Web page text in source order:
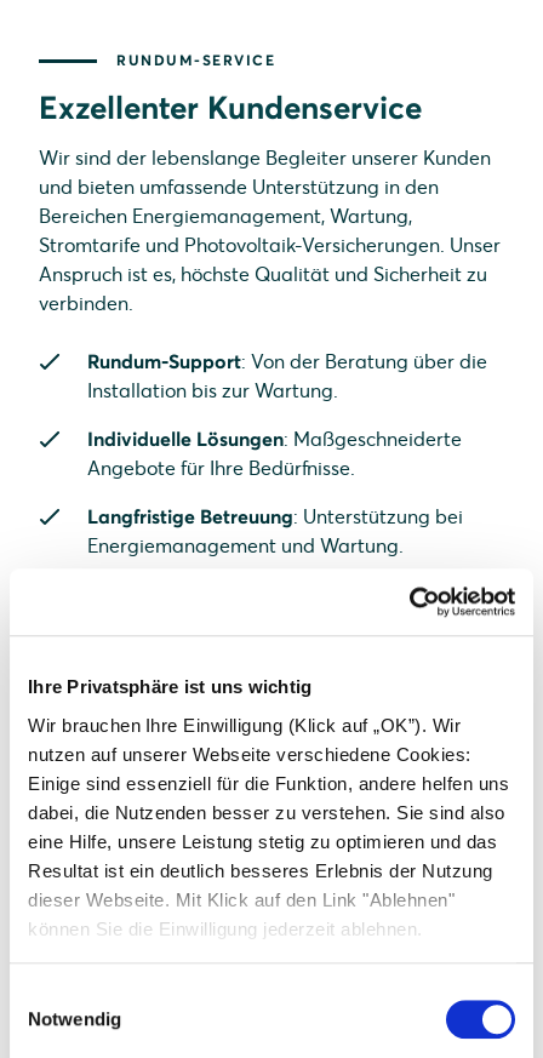
Ihre Privatsphäre ist uns wichtig
Wir brauchen Ihre Einwilligung (Klick auf „OK”). Wir
nutzen auf unserer Webseite verschiedene Cookies:
Einige sind essenziell für die Funktion, andere helfen uns
dabei, die Nutzenden besser zu verstehen. Sie sind also
eine Hilfe, unsere Leistung stetig zu optimieren und das
Resultat ist ein deutlich besseres Erlebnis der Nutzung
dieser Webseite. Mit Klick auf den Link "Ablehnen"
können Sie die Einwilligung jederzeit ablehnen.
Notwendig
RUNDUM-SERVICE
Exzellenter Kundenservice
Wir sind der lebenslange Begleiter unserer Kunden
und bieten umfassende Unterstützung in den
Bereichen Energiemanagement, Wartung,
Stromtarife und Photovoltaik-Versicherungen. Unser
Anspruch ist es, höchste Qualität und Sicherheit zu
verbinden.
Rundum-Support: Von der Beratung über die
Installation bis zur Wartung.
Individuelle Lösungen: Maßgeschneiderte
Angebote für Ihre Bedürfnisse.
Langfristige Betreuung: Unterstützung bei
Energiemanagement und Wartung.